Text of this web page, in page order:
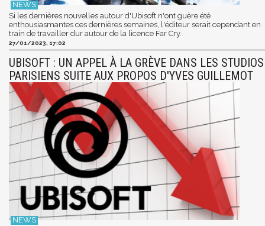
Si les dernières nouvelles autour d'Ubisoft n'ont guère été
enthousiasmantes ces dernières semaines, l'éditeur serait cependant en
train de travailler dur autour de la licence Far Cry.
27/01/2023, 17:02
UBISOFT : UN APPEL À LA GRÈVE DANS LES STUDIOS
PARISIENS SUITE AUX PROPOS D'YVES GUILLEMOT